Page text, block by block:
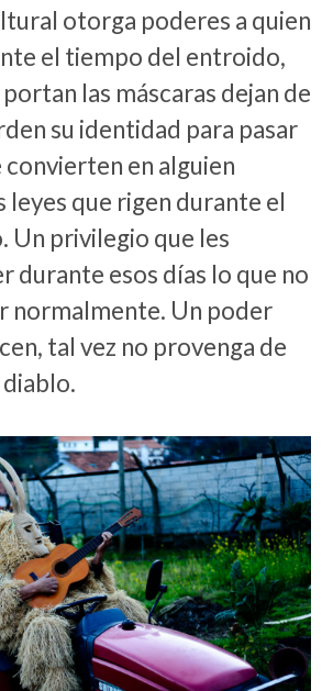
otorga poderes a quien
el tiempo del entroido,
las máscaras dejan de
su identidad para pasar
convierten en alguien
leyes que rigen durante el
Un privilegio que les
durante esos días lo que no
normalmente. Un poder
tal vez no provenga de